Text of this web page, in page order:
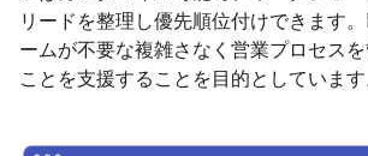
リードを整理し優先順位付けできます
ームが不要な複雑さなく営業プロセス
ことを支援することを目的としています